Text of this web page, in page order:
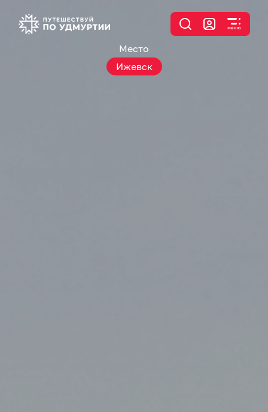
Место
Ижевск